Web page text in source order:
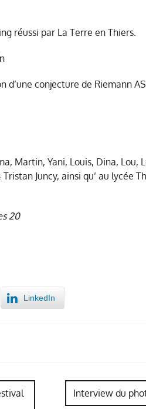
réussi par La Terre en Thiers.
d’une conjecture de Riemann
Martin, Yani, Louis, Dina, Lou,
Juncy, ainsi qu’ au lycée
20
LinkedIn
Interview du